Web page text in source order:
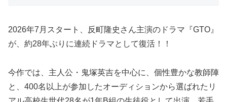
2026年7月スタート、反町隆史さん主演のドラマ『GTO』
が、約28年ぶりに連続ドラマとして復活！！
今作では、主人公・鬼塚英吉を中心に、個性豊かな教師陣
と、400名以上が参加したオーディションから選ばれたリ